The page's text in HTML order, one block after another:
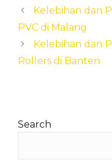
Kelebihan dan
PVC di Malang
Kelebihan dan
Rollers di Banten
Search